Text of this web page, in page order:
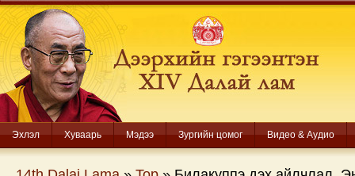
Эхлэл Хуваарь Мэдээ Зургийн цомог Видео & Аудио